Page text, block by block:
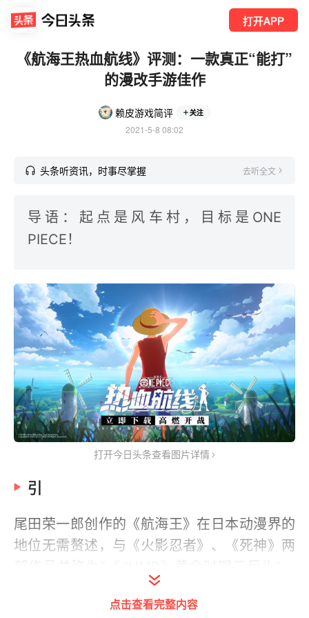
打开APP
《航海王热血航线》评测：一款真正“能打”
的漫改手游佳作
赖皮游戏简评 关注
2021-5-8 08:02
头条听资讯，时事尽掌握 去听全文
导语：起点是风车村，目标是ONE
PIECE！
打开今日头条查看图片详情
引
尾田荣一郎创作的《航海王》在日本动漫界的
地位无需赘述，与 《火影忍者》、《死神》两
粉丝群体也着实不小，草帽
小子路飞和他的伙伴们的声名，至少大家多少
点击查看完整内容